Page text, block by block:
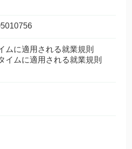
ムに適用される就業規則
イムに適用される就業規則